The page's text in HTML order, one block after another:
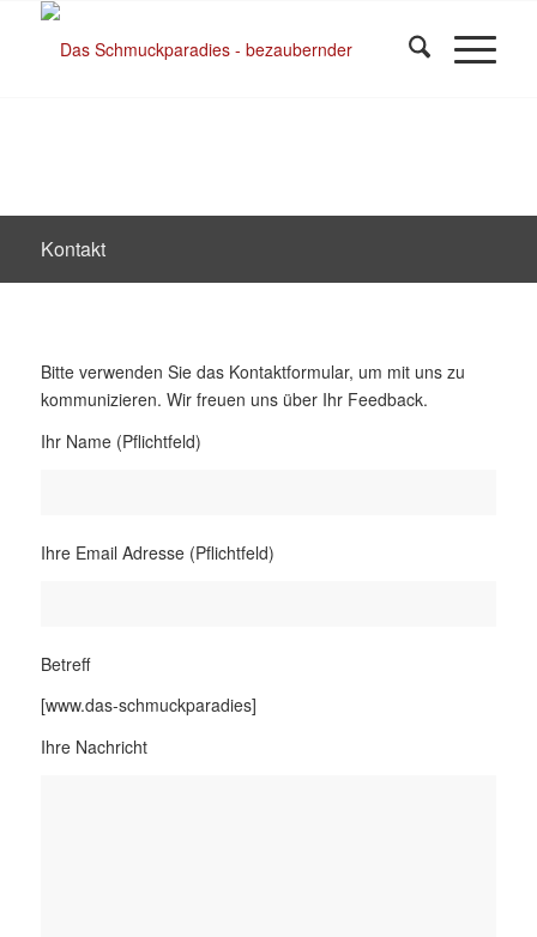
Kontakt
Bitte verwenden Sie das Kontaktformular, um mit uns zu
kommunizieren. Wir freuen uns über Ihr Feedback.
Ihr Name (Pflichtfeld)
Ihre Email Adresse (Pflichtfeld)
Betreff
[www.das-schmuckparadies]
Ihre Nachricht